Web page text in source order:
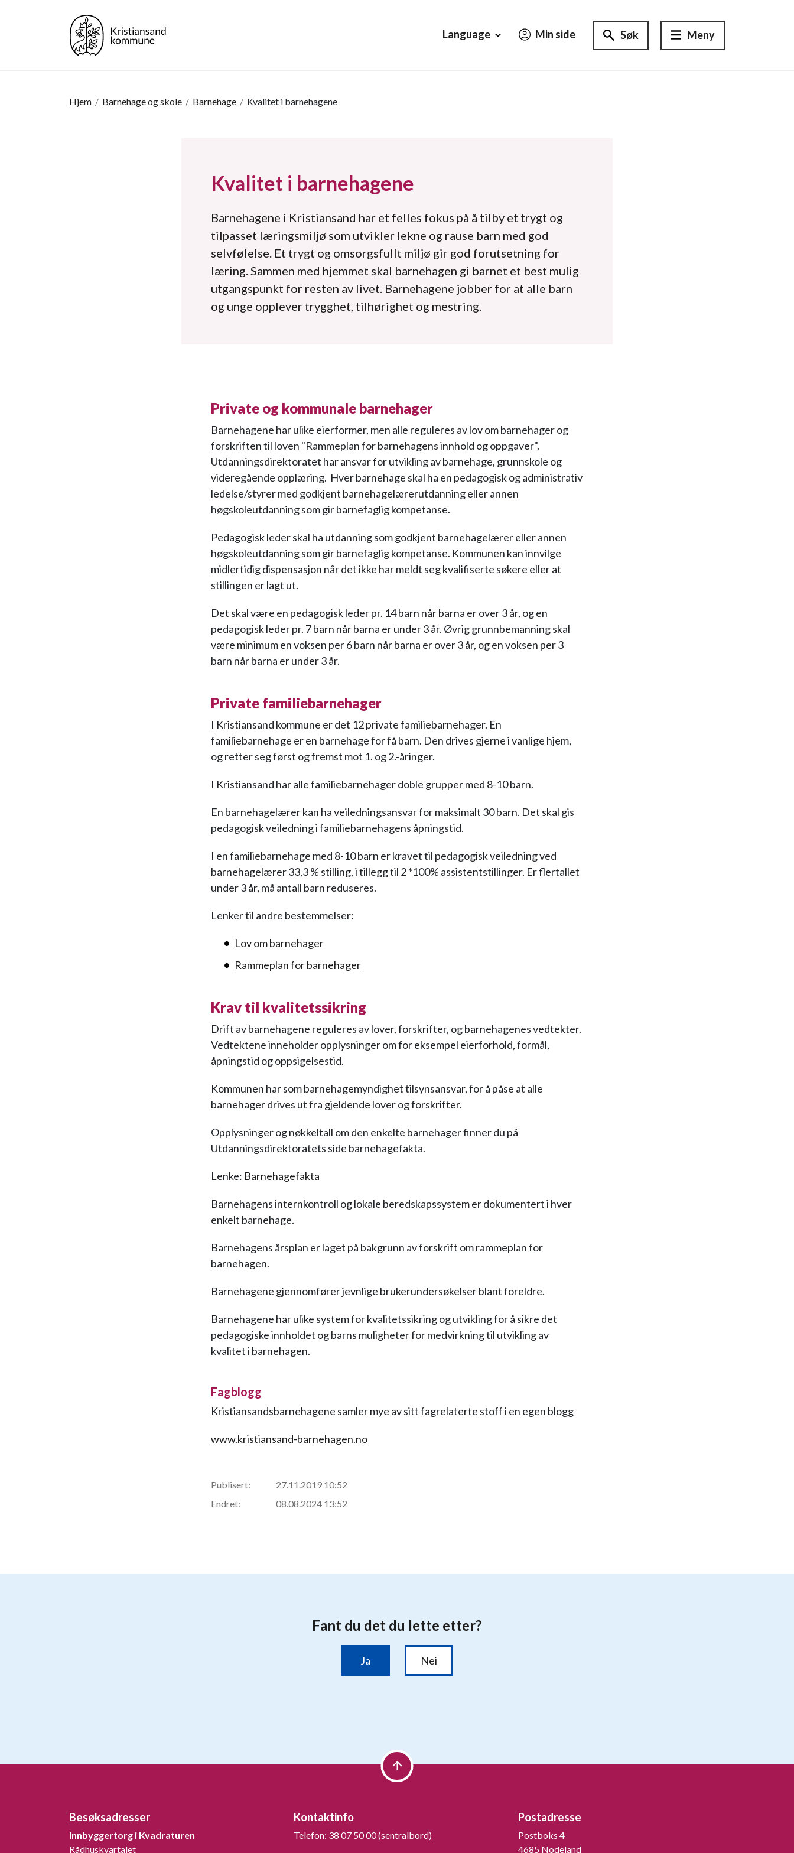
Language
Min side Søk Meny
Hjem / Barnehage og skole / Barnehage / Kvalitet i barnehagene
Kvalitet i barnehagene
Barnehagene i Kristiansand har et felles fokus på å tilby et trygt og
tilpasset læringsmiljø som utvikler lekne og rause barn med god
selvfølelse. Et trygt og omsorgsfullt miljø gir god forutsetning for
læring. Sammen med hjemmet skal barnehagen gi barnet et best mulig
utgangspunkt for resten av livet. Barnehagene jobber for at alle barn
og unge opplever trygghet, tilhørighet og mestring.
Private og kommunale barnehager
Barnehagene har ulike eierformer, men alle reguleres av lov om barnehager og
forskriften til loven "Rammeplan for barnehagens innhold og oppgaver".
Utdanningsdirektoratet har ansvar for utvikling av barnehage, grunnskole og
videregående opplæring. Hver barnehage skal ha en pedagogisk og administrativ
ledelse/styrer med godkjent barnehagelærerutdanning eller annen
høgskoleutdanning som gir barnefaglig kompetanse.
Pedagogisk leder skal ha utdanning som godkjent barnehagelærer eller annen
høgskoleutdanning som gir barnefaglig kompetanse. Kommunen kan innvilge
midlertidig dispensasjon når det ikke har meldt seg kvalifiserte søkere eller at
stillingen er lagt ut.
Det skal være en pedagogisk leder pr. 14 barn når barna er over 3 år, og en
pedagogisk leder pr. 7 barn når barna er under 3 år. Øvrig grunnbemanning skal
være minimum en voksen per 6 barn når barna er over 3 år, og en voksen per 3
barn når barna er under 3 år.
Private familiebarnehager
I Kristiansand kommune er det 12 private familiebarnehager. En
familiebarnehage er en barnehage for få barn. Den drives gjerne i vanlige hjem,
og retter seg først og fremst mot 1. og 2.-åringer.
I Kristiansand har alle familiebarnehager doble grupper med 8-10 barn.
En barnehagelærer kan ha veiledningsansvar for maksimalt 30 barn. Det skal gis
pedagogisk veiledning i familiebarnehagens åpningstid.
I en familiebarnehage med 8-10 barn er kravet til pedagogisk veiledning ved
barnehagelærer 33,3 % stilling, i tillegg til 2 *100% assistentstillinger. Er flertallet
under 3 år, må antall barn reduseres.
Lenker til andre bestemmelser:
Lov om barnehager
Rammeplan for barnehager
Krav til kvalitetssikring
Drift av barnehagene reguleres av lover, forskrifter, og barnehagenes vedtekter.
Vedtektene inneholder opplysninger om for eksempel eierforhold, formål,
åpningstid og oppsigelsestid.
Kommunen har som barnehagemyndighet tilsynsansvar, for å påse at alle
barnehager drives ut fra gjeldende lover og forskrifter.
Opplysninger og nøkkeltall om den enkelte barnehager finner du på
Utdanningsdirektoratets side barnehagefakta.
Lenke: Barnehagefakta
Barnehagens internkontroll og lokale beredskapssystem er dokumentert i hver
enkelt barnehage.
Barnehagens årsplan er laget på bakgrunn av forskrift om rammeplan for
barnehagen.
Barnehagene gjennomfører jevnlige brukerundersøkelser blant foreldre.
Barnehagene har ulike system for kvalitetssikring og utvikling for å sikre det
pedagogiske innholdet og barns muligheter for medvirkning til utvikling av
kvalitet i barnehagen.
Fagblogg
Kristiansandsbarnehagene samler mye av sitt fagrelaterte stoff i en egen blogg
www.kristiansand-barnehagen.no
Publisert:
27.11.2019 10:52
Endret:
08.08.2024 13:52
Besøksadresser
Innbyggertorg i Kvadraturen
Rådhuskvartalet
Kontaktinfo
Telefon: 38 07 50 00 (sentralbord)
Postadresse
Postboks 4
4685 Nodeland